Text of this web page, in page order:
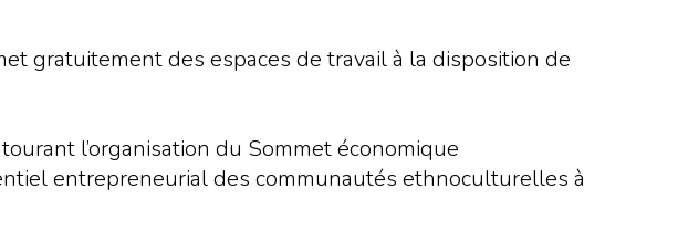
gratuitement des espaces de travail à la disposition de
l’organisation du Sommet économique
entrepreneurial des communautés ethnoculturelles à